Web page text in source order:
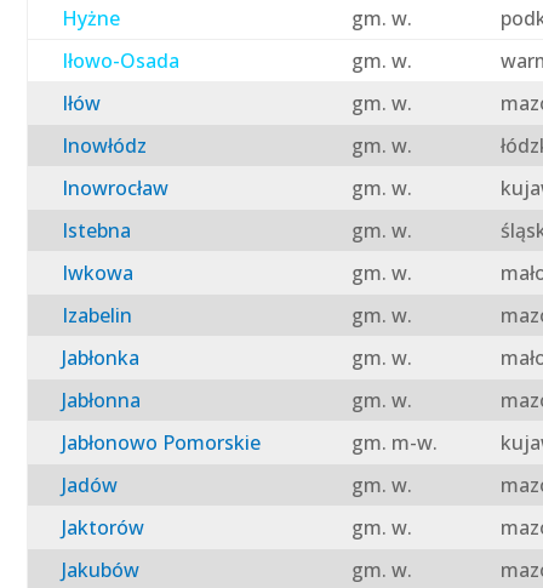
Hyżne
gm. w.
Iłowo-Osada
gm. w.
Iłów
gm. w.
Inowłódz
gm. w.
Inowrocław
gm. w.
Istebna
gm. w.
Iwkowa
gm. w.
Izabelin
gm. w.
Jabłonka
gm. w.
Jabłonna
gm. w.
Jabłonowo Pomorskie
gm. m-w.
Jadów
gm. w.
Jaktorów
gm. w.
Jakubów
gm. w.